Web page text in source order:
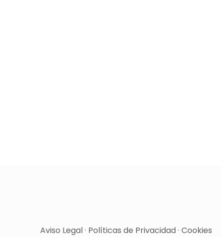
Aviso Legal· Políticas de Privacidad· Cookies